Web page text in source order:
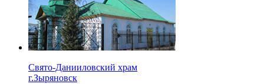
Свято-Данииловский храм
г.Зыряновск